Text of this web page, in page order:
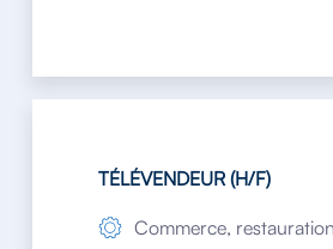
TÉLÉVENDEUR (H/F)
Commerce,